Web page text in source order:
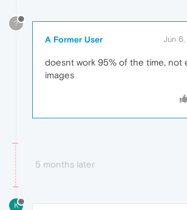
?
A Former User Jun
doesnt work 95% of the time, not
images
5 months later
K